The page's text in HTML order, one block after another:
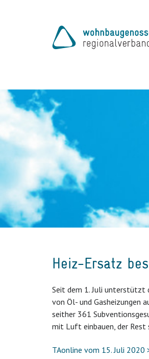
Heiz-Ersatz
Seit dem 1. Juli unterstützt
von Öl- und Gasheizungen
seither 361
mit Luft einbauen, der Rest
TAonline vom 15. Juli 2020